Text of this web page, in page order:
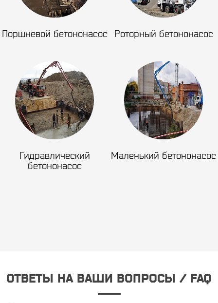
Поршневой бетононасос Роторный бетононасос
Гидравлический
бетононасос
Маленький бетононасос
ОТВЕТЫ НА ВАШИ ВОПРОСЫ / FAQ